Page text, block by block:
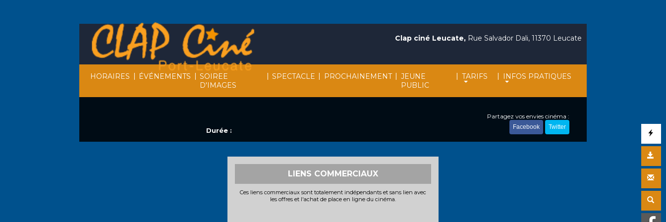
HORAIRES | ÉVÉNEMENTS | SOIREE
D'IMAGES
| SPECTACLE | PROCHAINEMENT | JEUNE
PUBLIC
| TARIFS | INFOS PRATIQUES
Clap ciné Leucate, Rue Salvador Dali, 11370 Leucate
Durée :
Partagez vos envies cinéma :
Facebook Twitter
LIENS COMMERCIAUX
Ces liens commerciaux sont totalement indépendants et sans lien avec
les offres et l'achat de place en ligne du cinéma.